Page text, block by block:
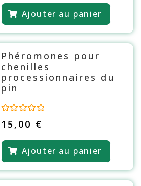
e
u
r
5
Ajouter au panier
Phéromones pour
chenilles
processionnaires du
pin
o
e
u
r
5
15,00 €
Ajouter au panier